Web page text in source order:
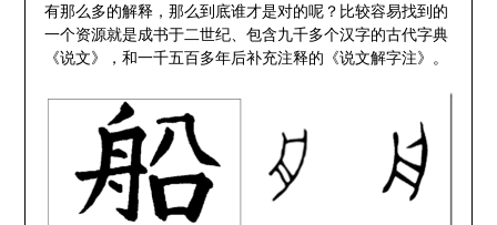
有那么多的解释，那么到底谁才是对的呢？比较容易找到的
一个资源就是成书于二世纪、包含九千多个汉字的古代字典
《说文》，和一千五百多年后补充注释的《说文解字注》。